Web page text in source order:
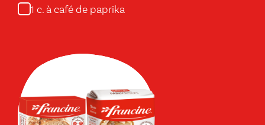
1 c. à café de paprika